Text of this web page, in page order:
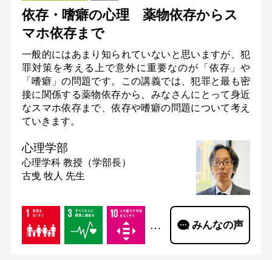
依存・嗜癖の心理 薬物依存からス
マホ依存まで
一般的にはあまり知られていないと思いますが、犯
罪対策を考える上で意外に重要なのが「依存」や
「嗜癖」の問題です。この講義では、犯罪と最も密
接に関係する薬物依存から、みなさんにとって身近
なスマホ依存まで、依存や嗜癖の問題について考え
ていきます。
心理学部
心理学科 教授（学部長）
古曵 牧人 先生
… みんなの声